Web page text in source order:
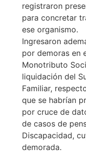
registraron
para concretar
ese organismo.
Ingresaron
por demoras en
Monotributo
liquidación del
Familiar,
que se habrían
por cruce de
de casos de
Discapacidad,
demorada.